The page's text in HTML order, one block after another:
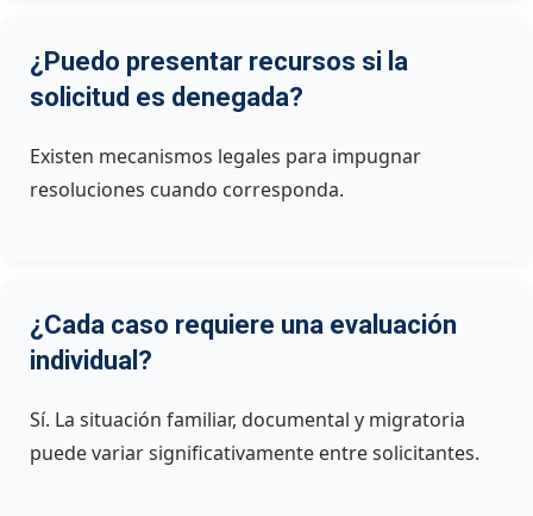
¿Puedo presentar recursos si la
solicitud es denegada?
Existen mecanismos legales para impugnar
resoluciones cuando corresponda.
¿Cada caso requiere una evaluación
individual?
Sí. La situación familiar, documental y migratoria
puede variar significativamente entre solicitantes.